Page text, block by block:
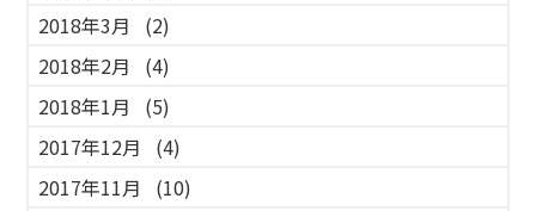
2018年3月
(2)
2018年2月
(4)
2018年1月
(5)
2017年12月
(4)
2017年11月
(10)